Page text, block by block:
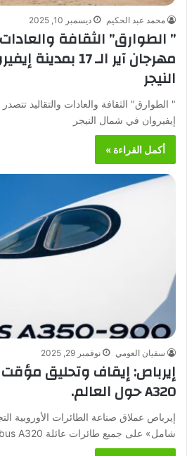
محمد عبد الحكيم ديسمبر 10, 2025
” الطوارق” الثقافة
مهرجان آير الـ 17
النيجر
إيفيروان في شمال النيجر
أكمل القراءة »
سفيان العومي نوفمبر 29, 2025
A320 حول العالم.
إيرباص عملاق صناعة الطائرات الأوروبية
شامل» على جميع طائرات عائلة Airbus A320 بعد تحليل حادثة طيران…